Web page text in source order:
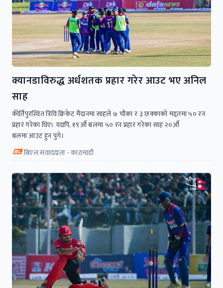
क्यानडाविरुद्ध अर्धशतक प्रहार गरेर आउट भए अनिल
साह
कीर्तिपुरस्थित त्रिवि क्रिकेट मैदानमा साहले ७ चाैका र ३ छक्काकाे मद्दतमा ५० रन
प्रहार गरेका थिए। यद्यपि, १९औँ बलमा ५० रन प्रहार गरेका साह २०औँ
बलमा आउट हुन पुगे।
बिएल संवाददाता - काठमाडाैं